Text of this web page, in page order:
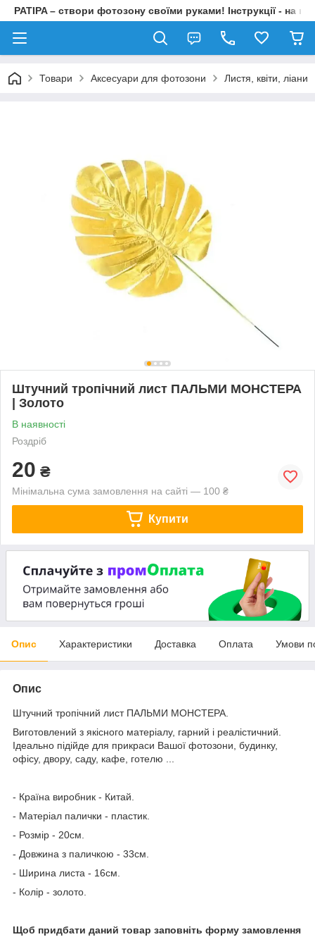
PATIPA – створи фотозону своїми руками! Інструкції - на
Товари Аксесуари для фотозони Листя, квіти, ліани
Штучний тропічний лист ПАЛЬМИ МОНСТЕРА
| Золото
В наявності
Роздріб
20 ₴
Мінімальна сума замовлення на сайті — 100 ₴
Купити
Опис Характеристики Доставка Оплата Умови
Опис
Штучний тропічний лист ПАЛЬМИ МОНСТЕРА.
Виготовлений з якісного матеріалу, гарний і реалістичний.
Ідеально підійде для прикраси Вашої фотозони, будинку,
офісу, двору, саду, кафе, готелю ...
- Країна виробник - Китай.
- Матеріал палички - пластик.
- Розмір - 20см.
- Довжина з паличкою - 33см.
- Ширина листа - 16см.
- Колір - золото.
Щоб придбати даний товар заповніть форму замовлення